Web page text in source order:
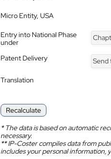
Micro Entity, USA
Entry into National Phase
under
Patent Delivery Send
Translation
Recalculate
*The data is based on automatic
necessary.
**IP-Coster compiles data from
includes your personal information,